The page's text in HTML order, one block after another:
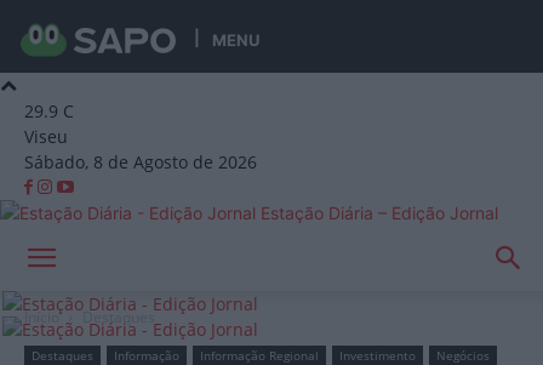
MENU
29.9 C
Viseu
Sábado, 8 de Agosto de 2026
Estação Diária – Edição Jornal
Início Destaques
Destaques Informação Informação Regional Investimento
Negócios